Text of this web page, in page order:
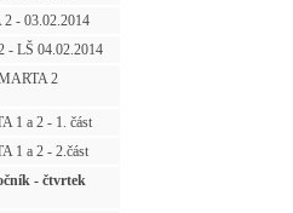
- 03.02.2014
- LŠ 04.02.2014
2
1 a 2 - 1. část
1 a 2 - 2.část
- čtvrtek